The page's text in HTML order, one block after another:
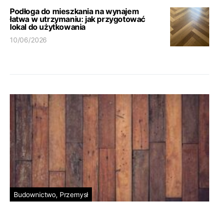
Podłoga do mieszkania na wynajem
łatwa w utrzymaniu: jak przygotować
lokal do użytkowania
10/06/2026
Budownictwo, Przemysł